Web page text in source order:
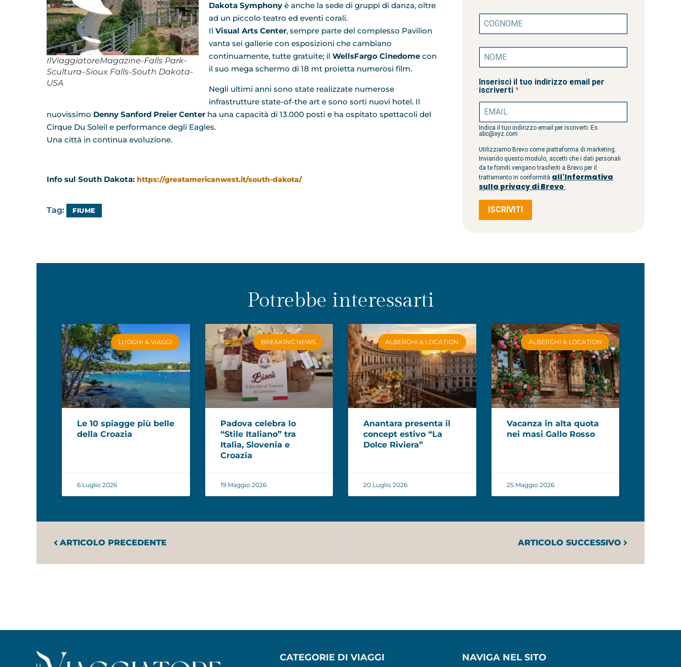
IlViaggiatoreMagazine-Falls Park-
Scultura–Sioux Falls-South Dakota-
USA
Dakota Symphony è anche la sede di gruppi di danza, oltre
ad un piccolo teatro ed eventi corali.
Il Visual Arts Center, sempre parte del complesso Pavilion
vanta sei gallerie con esposizioni che cambiano
continuamente, tutte gratuite; il WellsFargo Cinedome con
il suo mega schermo di 18 mt proietta numerosi film.
Negli ultimi anni sono state realizzate numerose
infrastrutture state-of-the art e sono sorti nuovi hotel. Il
nuovissimo Denny Sanford Preier Centerha una capacità di 13.000 posti e ha ospitato spettacoli del
Cirque Du Soleil e performance degli Eagles.
Una città in continua evoluzione.
Info sul South Dakota: https://greatamericanwest.it/south-dakota/
Tag: FIUME
Inserisci il tuo indirizzo email per
iscriverti
Indica il tuo indirizzo email per iscriverti. Es.
abc@xyz.com
Utilizziamo Brevo come piattaforma di marketing.
Inviando questo modulo, accetti che i dati personali
da te forniti vengano trasferiti a Brevo per il
trattamento in conformità all'Informativa
sulla privacy di Brevo
ISCRIVITI
Potrebbe interessarti
LUOGHI & VIAGGI
Le 10 spiagge più belle
della Croazia
6 Luglio 2026
BREAKING NEWS
Padova celebra lo
“Stile Italiano” tra
Italia, Slovenia e
Croazia
19 Maggio 2026
ALBERGHI & LOCATION
Anantara presenta il
concept estivo “La
Dolce Riviera”
20 Luglio 2026
ALBERGHI & LOCATION
Vacanza in alta quota
nei masi Gallo Rosso
25 Maggio 2026
ARTICOLO PRECEDENTE ARTICOLO SUCCESSIVO
CATEGORIE DI VIAGGI NAVIGA NEL SITO